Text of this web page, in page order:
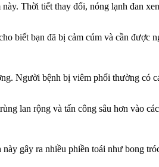
Thời tiết thay đổi, nóng lạnh đan
biết bạn đã bị cảm cúm và cần được
Người bệnh bị viêm phổi thường có
lan rộng và tấn công sâu hơn vào
gây ra nhiều phiền toái như bong